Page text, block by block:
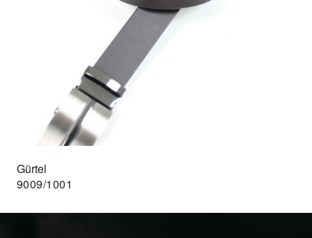
Gürtel
9009/1001